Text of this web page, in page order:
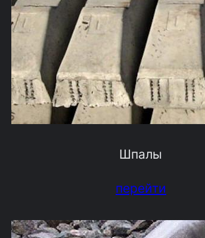
Шпалы
перейти